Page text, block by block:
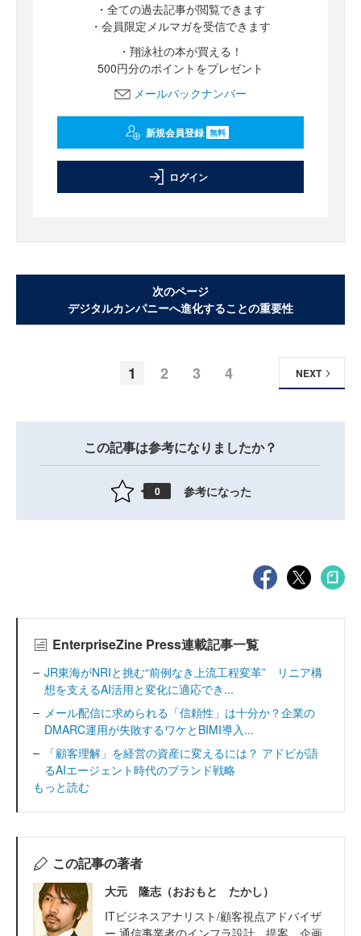
・全ての過去記事が閲覧できます
・会員限定メルマガを受信できます
・翔泳社の本が買える！
500円分のポイントをプレゼント
メールバックナンバー
新規会員登録 無料
ログイン
次のページ
デジタルカンパニーへ進化することの重要性
1 2 3 4 NEXT
この記事は参考になりましたか？
0 参考になった
EnterpriseZine Press連載記事一覧
JR東海がNRIと挑む“前例なき上流工程変革” リニア構
想を支えるAI活用と変化に適応でき...
メール配信に求められる「信頼性」は十分か？企業の
DMARC運用が失敗するワケとBIMI導入...
「顧客理解」を経営の資産に変えるには？ アドビが語
るAIエージェント時代のブランド戦略
もっと読む
この記事の著者
大元 隆志（おおもと たかし）
ITビジネスアナリスト/顧客視点アドバイザ